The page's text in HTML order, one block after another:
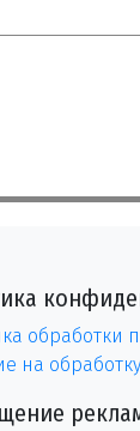
обработки
на